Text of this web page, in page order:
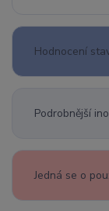
Hodnocení
Podrobnější
Jedná se o